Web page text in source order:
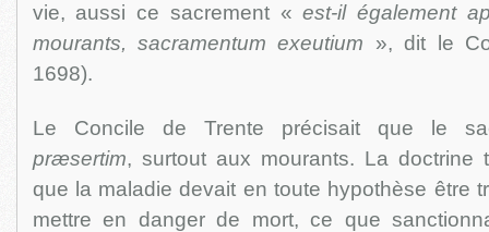
vie, aussi ce sacrement « est-il également
mourants, sacramentum exeutium », dit le
1698).
Le Concile de Trente précisait que le
præsertim, surtout aux mourants. La doctrine
que la maladie devait en toute hypothèse être
mettre en danger de mort, ce que